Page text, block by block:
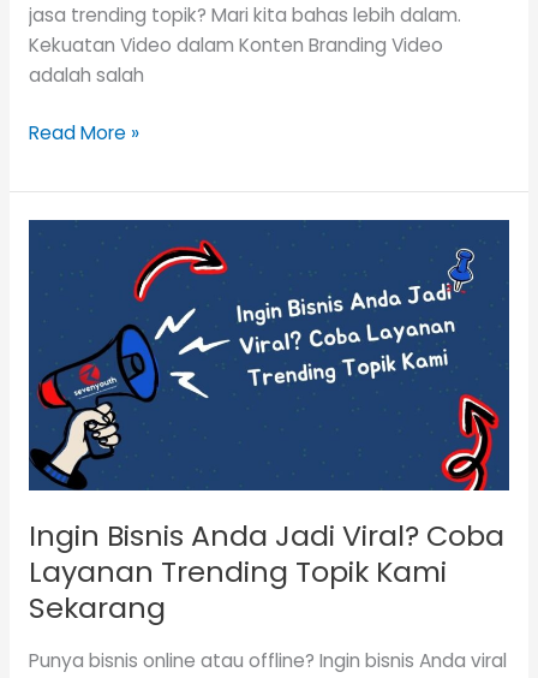
jasa trending topik? Mari kita bahas lebih dalam.
Kekuatan Video dalam Konten Branding Video
adalah salah
Read More »
Ingin Bisnis Anda Jadi Viral? Coba
Layanan Trending Topik Kami
Sekarang
Punya bisnis online atau offline? Ingin bisnis Anda viral
Coba
Layanan
Trending
Topik
Sekarang